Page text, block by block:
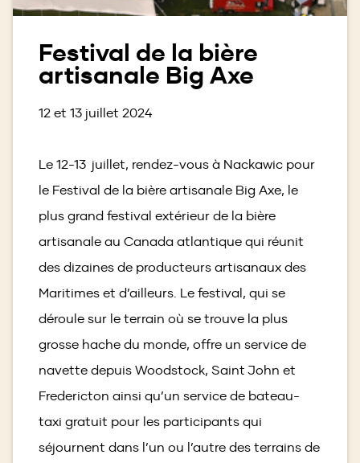
Festival de la bière
artisanale Big Axe
12 et 13 juillet 2024
Le 12-13 juillet, rendez-vous à Nackawic pour
le Festival de la bière artisanale Big Axe, le
plus grand festival extérieur de la bière
artisanale au Canada atlantique qui réunit
des dizaines de producteurs artisanaux des
Maritimes et d’ailleurs. Le festival, qui se
déroule sur le terrain où se trouve la plus
grosse hache du monde, offre un service de
navette depuis Woodstock, Saint John et
Fredericton ainsi qu’un service de bateau-
taxi gratuit pour les participants qui
séjournent dans l’un ou l’autre des terrains de